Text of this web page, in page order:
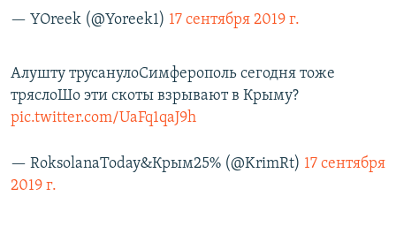
— YOreek (@Yoreek1) 17 сентября 2019 г.
Алушту трусанулоСимферополь сегодня тоже
тряслоШо эти скоты взрывают в Крыму?
pic.twitter.com/UaFq1qaJ9h
— RoksolanaToday&Крым25% (@KrimRt) 17 сентября
2019 г.